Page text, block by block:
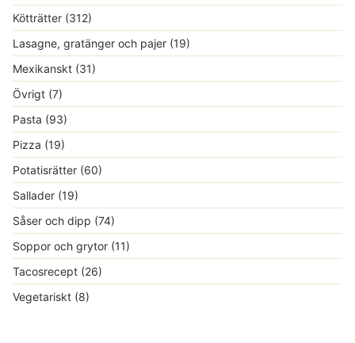
Kötträtter (312)
Lasagne, gratänger och pajer (19)
Mexikanskt (31)
Övrigt (7)
Pasta (93)
Pizza (19)
Potatisrätter (60)
Sallader (19)
Såser och dipp (74)
Soppor och grytor (11)
Tacosrecept (26)
Vegetariskt (8)